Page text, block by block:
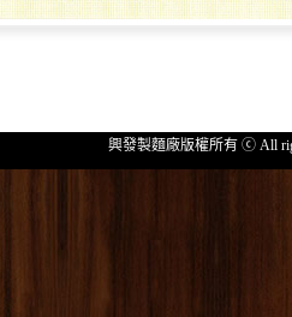
興發製麵廠版權所有 ⓒ All